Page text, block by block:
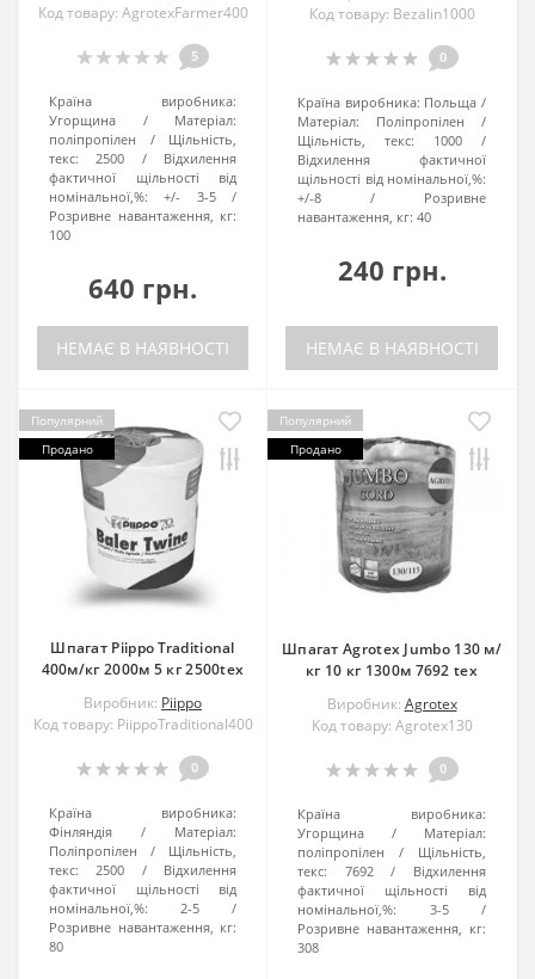
Код товару: AgrotexFarmer400
5
Країна виробника:
Угорщина
Матеріал:
поліпропілен
Щільність,
текс:
2500
Відхилення
фактичної щільності від
номінальної,%:
+/- 3-5
Розривне навантаження, кг:
100
640 грн.
НЕМАЄ В НАЯВНОСТІ
Код товару: Bezalin1000
0
Країна виробника: Польща
Матеріал:
Поліпропілен
Щільність, текс:
1000
Відхилення фактичної
щільності від номінальної,%:
+/-8
Розривне
навантаження, кг: 40
240 грн.
НЕМАЄ В НАЯВНОСТІ
Популярний
Продано
Шпагат Piippo Traditional
400м/кг 2000м 5 кг 2500tex
Виробник: Piippo
Код товару: PiippoTraditional400
0
Країна виробника:
Фінляндія
Матеріал:
Поліпропілен
Щільність,
текс:
2500
Відхилення
фактичної щільності від
номінальної,%:
2-5
Розривне навантаження, кг:
80
Популярний
Продано
Шпагат Agrotex Jumbo 130 м/
кг 10 кг 1300м 7692 tex
Виробник: Agrotex
Код товару: Agrotex130
0
Країна виробника:
Угорщина
Матеріал:
поліпропілен
Щільність,
текс:
7692
Відхилення
фактичної щільності від
номінальної,%:
3-5
Розривне навантаження, кг:
308